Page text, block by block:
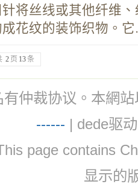
将丝线或其他纤维
花纹的装饰织物。它
2 页 13 条
仲裁协议。本網
------ | dede驱
page contains
显示的